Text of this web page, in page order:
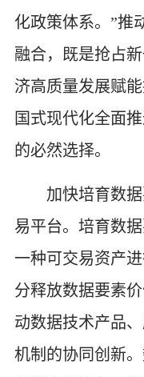
化政策体系。”推
融合，既是抢占
济高质量发展赋
国式现代化全面
的必然选择。
加快培育数据
易平台。培育数
一种可交易资产
分释放数据要素
动数据技术产品
机制的协同创新